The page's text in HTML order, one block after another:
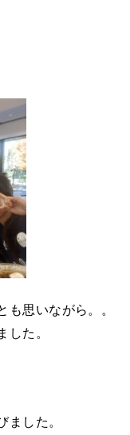
も思いながら。。
した。
ました。